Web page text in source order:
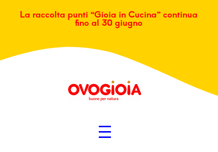
La raccolta punti “Gioia in Cucina” continua
fino al 30 giugno